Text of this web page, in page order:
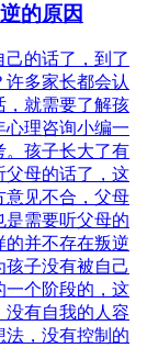
的原因
己的话了，到了
多家长都会认
，就需要了解孩
心理咨询小编一
。孩子长大了有
父母的话了，这
意见不合，父母
是需要听父母的
的并不存在叛逆
子没有被自己
一个阶段的，这
没有自我的人容
法，没有控制的